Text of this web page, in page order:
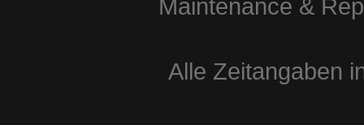
Maintenance &
Alle Zeitangaben